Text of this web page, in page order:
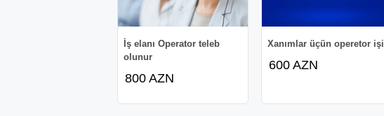
İş elanı Operator teleb
olunur
800 AZN
Xanımlar üçün operetor işi
600 AZN